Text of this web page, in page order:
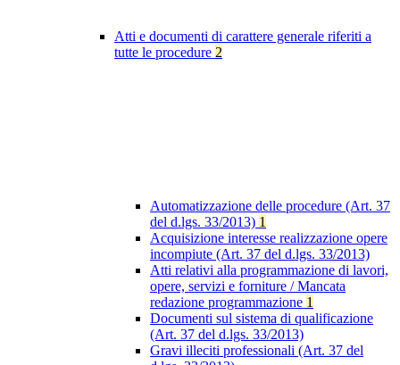
Atti e documenti di carattere generale riferiti a
tutte le procedure 2
Automatizzazione delle procedure (Art. 37
del d.lgs. 33/2013) 1
Acquisizione interesse realizzazione opere
incompiute (Art. 37 del d.lgs. 33/2013)
Atti relativi alla programmazione di lavori,
opere, servizi e forniture / Mancata
redazione programmazione 1
Documenti sul sistema di qualificazione
(Art. 37 del d.lgs. 33/2013)
Gravi illeciti professionali (Art. 37 del